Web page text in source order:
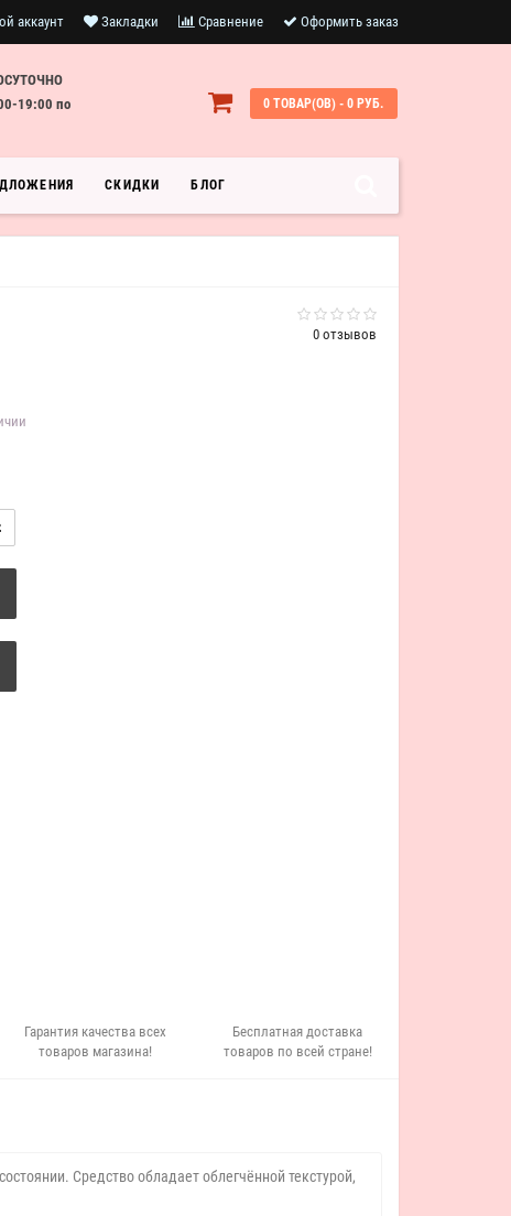
аккаунт Закладки Сравнение Оформить заказ
19:00 по
0 ТОВАР(ОВ) - 0 РУБ.
СКИДКИ БЛОГ
0 отзывов
Гарантия качества всех
товаров магазина!
Бесплатная доставка
товаров по всей стране!
Средство обладает облегчённой текстурой,